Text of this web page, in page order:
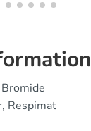
Respimat